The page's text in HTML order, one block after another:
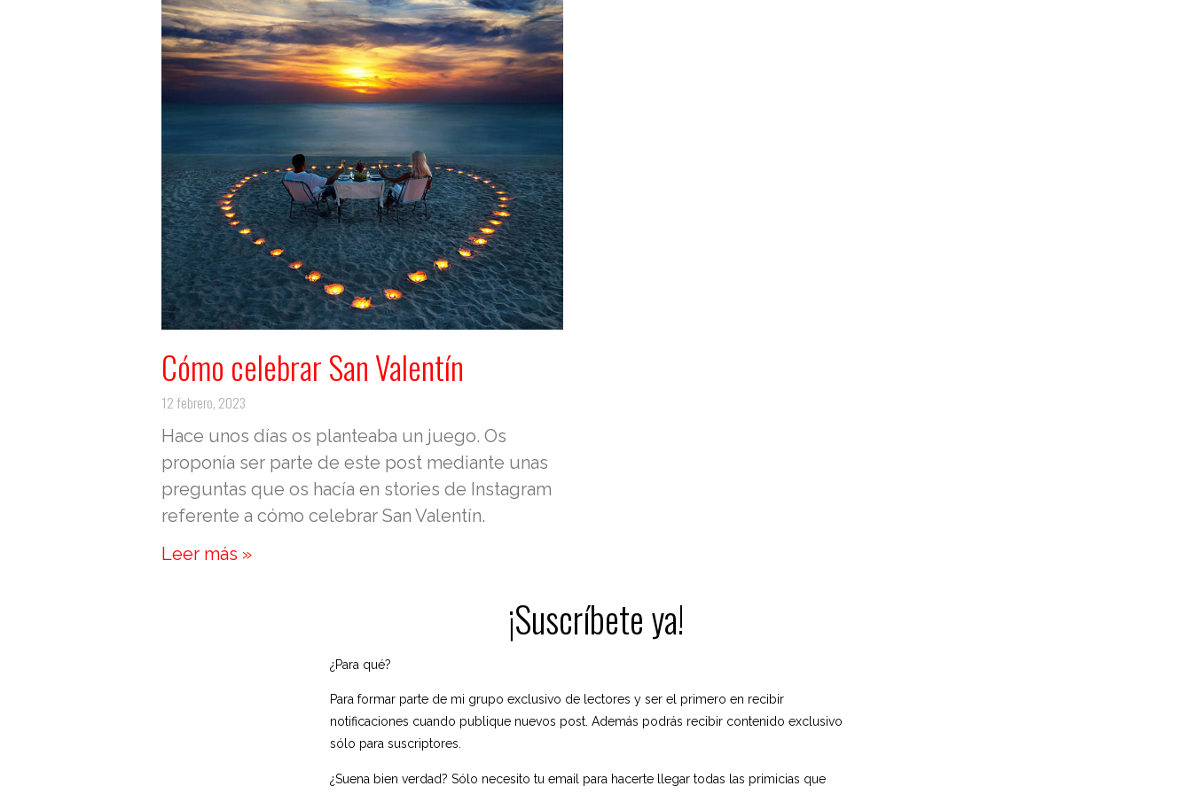
Cómo celebrar San Valentín
12 febrero, 2023
Hace unos días os planteaba un juego. Os
proponía ser parte de este post mediante unas
preguntas que os hacía en stories de Instagram
referente a cómo celebrar San Valentín.
Leer más »
¡Suscríbete ya!
¿Para qué?
Para formar parte de mi grupo exclusivo de lectores y ser el primero en recibir
notificaciones cuando publique nuevos post. Además podrás recibir contenido exclusivo
sólo para suscriptores.
¿Suena bien verdad? Sólo necesito tu email para hacerte llegar todas las primicias que